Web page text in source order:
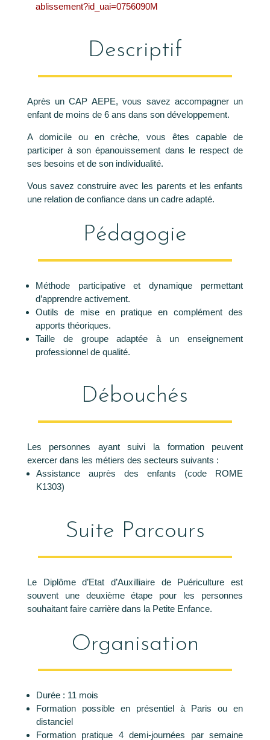
ablissement?id_uai=0756090M
Descriptif
Après un CAP AEPE, vous savez accompagner un
enfant de moins de 6 ans dans son développement.
A domicile ou en crèche, vous êtes capable de
participer à son épanouissement dans le respect de
ses besoins et de son individualité.
Vous savez construire avec les parents et les enfants
une relation de confiance dans un cadre adapté.
Pédagogie
Méthode participative et dynamique permettant
d’apprendre activement.
Outils de mise en pratique en complément des
apports théoriques.
Taille de groupe adaptée à un enseignement
professionnel de qualité.
Débouchés
Les personnes ayant suivi la formation peuvent
exercer dans les métiers des secteurs suivants :
Assistance auprès des enfants (code ROME
K1303)
Suite Parcours
Le Diplôme d’Etat d’Auxilliaire de Puériculture est
souvent une deuxième étape pour les personnes
souhaitant faire carrière dans la Petite Enfance.
Organisation
Durée : 11 mois
Formation possible en présentiel à Paris ou en
distanciel
Formation pratique 4 demi-journées par semaine